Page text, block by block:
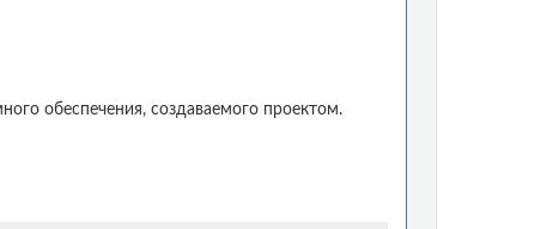
обеспечения, создаваемого проектом.